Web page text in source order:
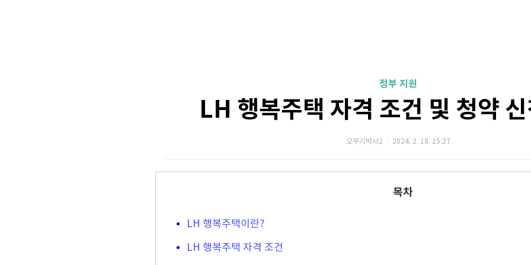
정부 지원
LH 행복주택 자격 조건 및 청약
오뚜기박사2 2024. 2. 18. 15:27
목차
LH 행복주택이란?
LH 행복주택 자격 조건